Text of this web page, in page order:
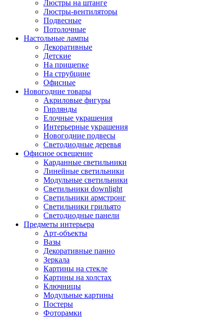
Люстры на штанге
Люстры-вентиляторы
Подвесные
Потолочные
Настольные лампы
Декоративные
Детские
На прищепке
На струбцине
Офисные
Новогодние товары
Акриловые фигуры
Гирлянды
Елочные украшения
Интерьерные украшения
Новогодние подвесы
Светодиодные деревья
Офисное освещение
Карданные светильники
Линейные светильники
Модульные светильники
Светильники downlight
Светильники армстронг
Светильники грильято
Светодиодные панели
Предметы интерьера
Арт-объекты
Вазы
Декоративные панно
Зеркала
Картины на стекле
Картины на холстах
Ключницы
Модульные картины
Постеры
Фоторамки